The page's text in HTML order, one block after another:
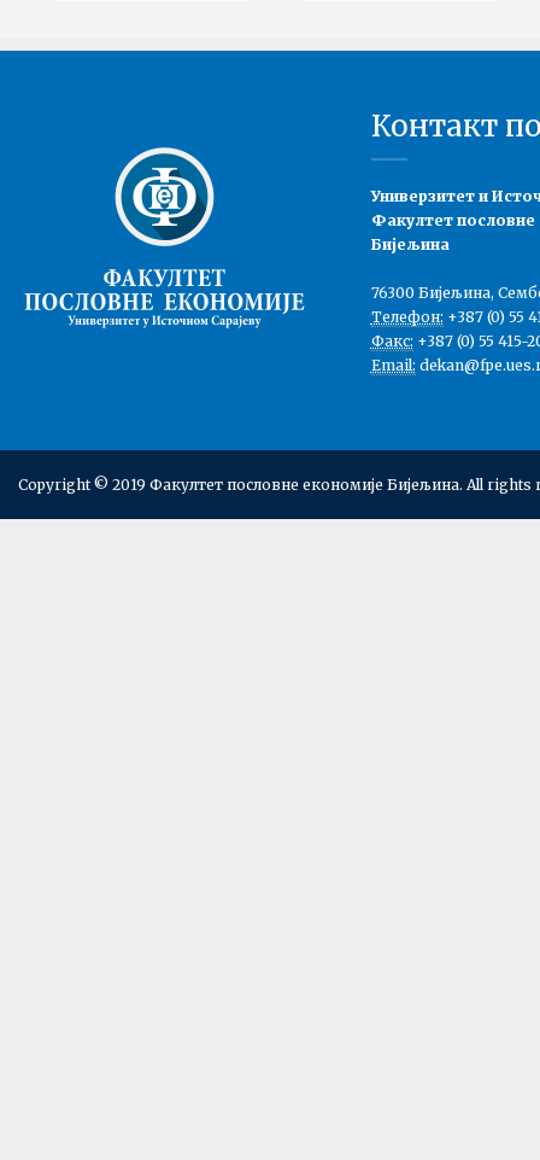
Контакт
Универзитет и
Факултет пословне
Бијељина
76300 Бијељина,
Телефон: +387 (0) 55
Факс: +387 (0) 55 415-
Email:
Copyright © 2019 Факултет пословне економије Бијељина. All rights